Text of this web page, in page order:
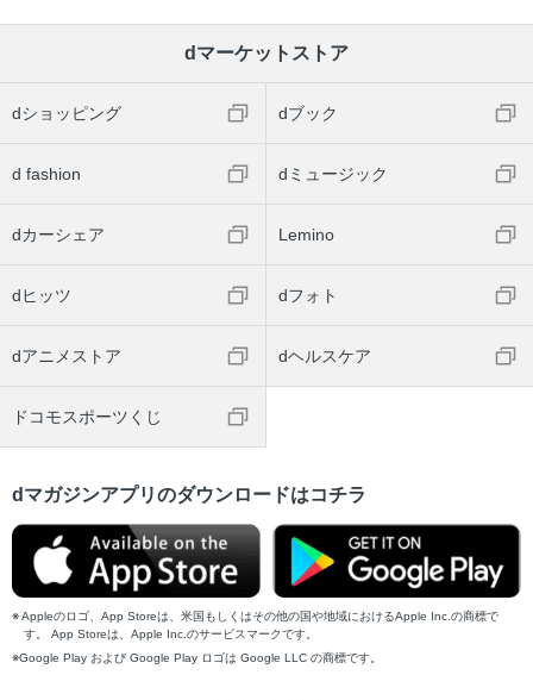
dマーケットストア
dショッピング dブック
d fashion dミュージック
dカーシェア Lemino
dヒッツ dフォト
dアニメストア dヘルスケア
ドコモスポーツくじ
dマガジンアプリのダウンロードはコチラ
Appleのロゴ、App Storeは、米国もしくはその他の国や地域におけるApple Inc.の商標で
す。 App Storeは、Apple Inc.のサービスマークです。
Google Play および Google Play ロゴは Google LLC の商標です。